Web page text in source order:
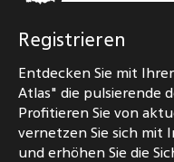
Registrieren
Entdecken Sie mit
Atlas" die pulsierende
Profitieren Sie von
vernetzen Sie sich mit
und erhöhen Sie die